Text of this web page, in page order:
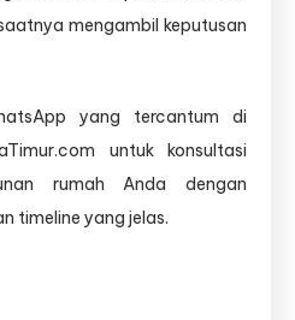
mengambil keputusan
yang tercantum di
untuk konsultasi
rumah Anda dengan
timeline yang jelas.